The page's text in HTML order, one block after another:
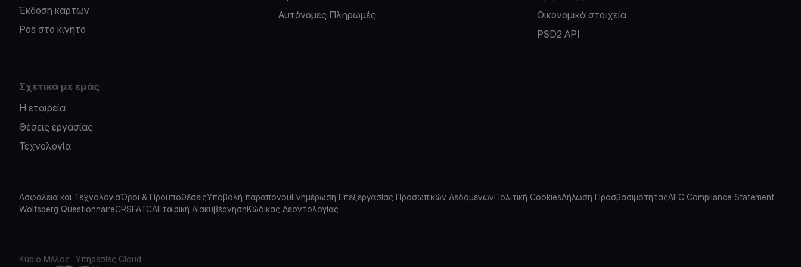
Έκδοση καρτών
Pos στο κινητο
Αυτόνομες Πληρωμές
Οικονομικά στοιχεία
PSD2 API
Σχετικά με εμάς
Η εταιρεία
Θέσεις εργασίας
Τεχνολογία
Ασφάλεια και ΤεχνολογίαΌροι & ΠροϋποθέσειςΥποβολή παραπόνουΕνημέρωση Επεξεργασίας Προσωπικών ΔεδομένωνΠολιτική CookiesΔήλωση ΠροσβασιμότηταςAFC Compliance Statement
Wolfsberg QuestionnaireCRSFATCAΕταιρική ΔιακυβέρνησηΚώδικας Δεοντολογίας
Κύριο Μέλος Υπηρεσίες Cloud